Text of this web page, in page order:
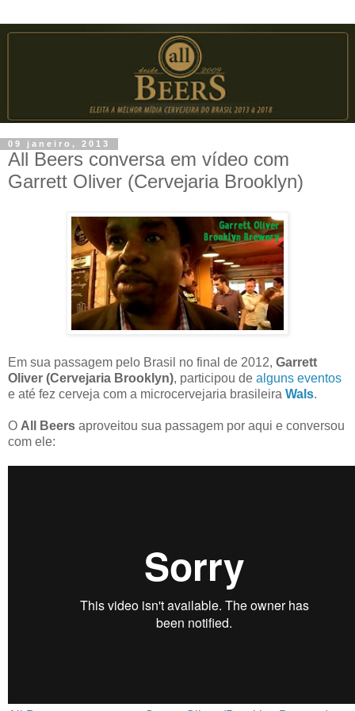
09 janeiro, 2013
All Beers conversa em vídeo com
Garrett Oliver (Cervejaria Brooklyn)
Em sua passagem pelo Brasil no final de 2012, Garrett
Oliver (Cervejaria Brooklyn), participou de alguns eventos
e até fez cerveja com a microcervejaria brasileira Wals.
O All Beers aproveitou sua passagem por aqui e conversou
com ele: